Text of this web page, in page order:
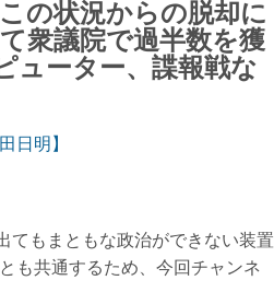
の状況からの脱却に
衆議院で過半数を獲
ューター、諜報戦な
日明】
てもまともな政治ができない装置
も共通するため、今回チャンネ